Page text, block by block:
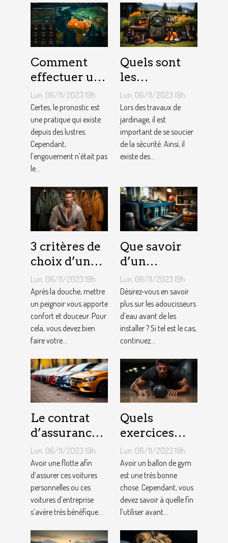
Comment
effectuer un
pronostic en
ligne ?
Lun. 06/11/2023 19h
Certes, le pronostic est
une pratique qui existe
depuis des lustres.
Cependant,
l’engouement n’était pas
le...
Quels sont
les
équipements
pour le
jardinage ?
Lun. 06/11/2023 19h
Lors des travaux de
jardinage, il est
important de se soucier
de la sécurité. Ainsi, il
existe des...
3 critères de
choix d’un
peignoir de
bain pour
homme ?
Lun. 06/11/2023 19h
Après la douche, mettre
un peignoir vous apporte
confort et douceur. Pour
cela, vous devez bien
faire votre...
Que savoir
d’un
adoucisseur
d’eau ?
Lun. 06/11/2023 19h
Désirez-vous en savoir
plus sur les adoucisseurs
d’eau avant de les
installer ? Si tel est le cas,
continuez...
Le contrat
d’assurance
auto par
flotte : est-il
si
bénéfique ?
Lun. 06/11/2023 19h
Avoir une flotte afin
d’assurer ces voitures
personnelles ou ces
voitures d’entreprise
s’avère très bénéfique...
Quels
exercices
pouvez-vous
faire avec un
ballon de
gym ?
Lun. 06/11/2023 19h
Avoir un ballon de gym
est une très bonne
chose. Cependant, vous
devez savoir à quelle fin
l’utiliser avant...